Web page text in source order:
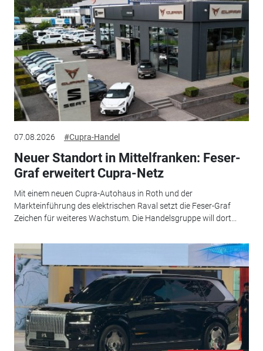
07.08.2026 #Cupra-Handel
Neuer Standort in Mittelfranken: Feser-
Graf erweitert Cupra-Netz
Mit einem neuen Cupra-Autohaus in Roth und der
Markteinführung des elektrischen Raval setzt die Feser-Graf
Zeichen für weiteres Wachstum. Die Handelsgruppe will dort...